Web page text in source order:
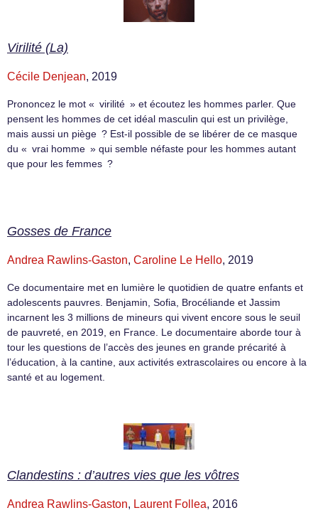
Virilité (La)
Cécile Denjean, 2019
Prononcez le mot « virilité » et écoutez les hommes parler. Que
pensent les hommes de cet idéal masculin qui est un privilège,
mais aussi un piège ? Est-il possible de se libérer de ce masque
du « vrai homme » qui semble néfaste pour les hommes autant
que pour les femmes ?
Gosses de France
Andrea Rawlins-Gaston, Caroline Le Hello, 2019
Ce documentaire met en lumière le quotidien de quatre enfants et
adolescents pauvres. Benjamin, Sofia, Brocéliande et Jassim
incarnent les 3 millions de mineurs qui vivent encore sous le seuil
de pauvreté, en 2019, en France. Le documentaire aborde tour à
tour les questions de l’accès des jeunes en grande précarité à
l’éducation, à la cantine, aux activités extrascolaires ou encore à la
santé et au logement.
Clandestins : d’autres vies que les vôtres
Andrea Rawlins-Gaston, Laurent Follea, 2016